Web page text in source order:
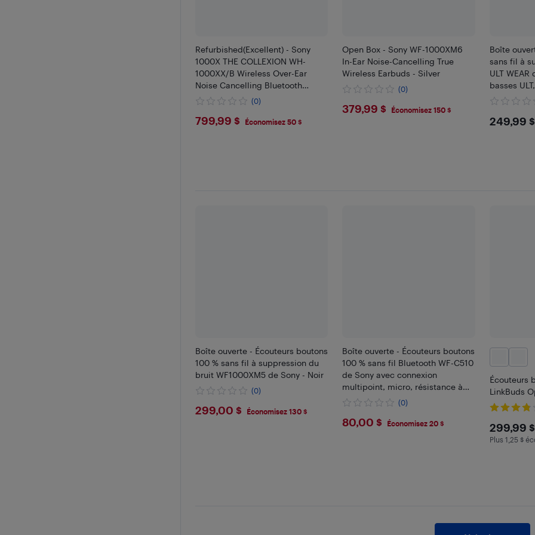
Refurbished(Excellent) - Sony
1000X THE COLLEXION WH-
1000XX/B Wireless Over-Ear
Noise Cancelling Bluetooth
Headphones - Black
(0)
$799.99
799,99 $ Économisez 50 $
Open Box - Sony WF-1000XM6
In-Ear Noise-Cancelling True
Wireless Earbuds - Silver
(0)
$379.99
379,99 $ Économisez 150 $
Boîte
sans fil à
ULT
basses
30
249,99 $
Boîte ouverte - Écouteurs boutons
100 % sans fil à suppression du
bruit WF1000XM5 de Sony - Noir
(0)
$299
299,00 $ Économisez 130 $
Boîte ouverte - Écouteurs boutons
100 % sans fil Bluetooth WF-C510
de Sony avec connexion
multipoint, micro, résistance à
l'eau IPX4 et plus encore
(0)
$80
80,00 $ Économisez 20 $
Écouteurs
LinkBuds
299,99 $
Plus 1.25
Plus 1,25 $